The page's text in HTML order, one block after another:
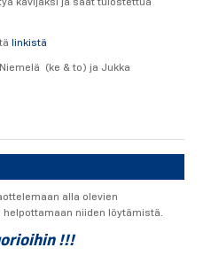
linkistä
(ke & to) ja Jukka
alla olevien
niiden löytämistä.
!!!